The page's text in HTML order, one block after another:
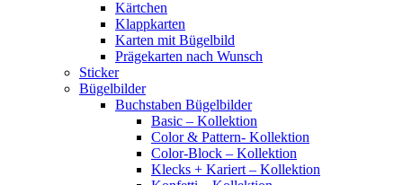
Kärtchen
Klappkarten
Karten mit Bügelbild
Prägekarten nach Wunsch
Sticker
Bügelbilder
Buchstaben Bügelbilder
Basic – Kollektion
Color & Pattern- Kollektion
Color-Block – Kollektion
Klecks + Kariert – Kollektion